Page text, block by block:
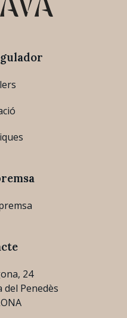
24
del Penedès